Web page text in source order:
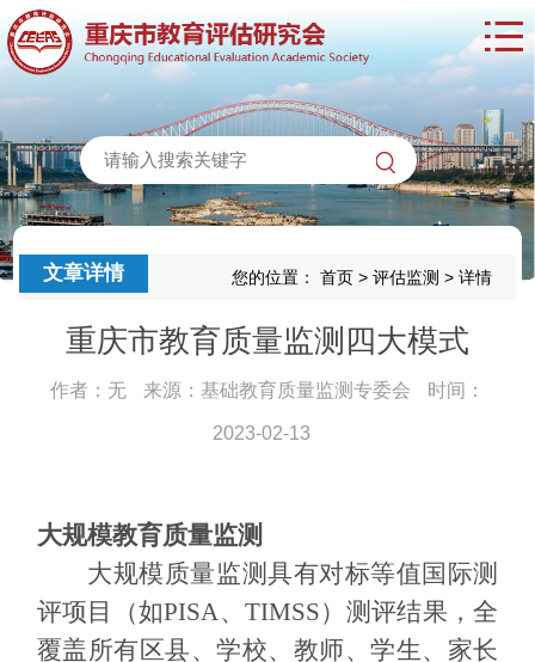
文章详情 您的位置：首页 >评估监测 >详情
重庆市教育质量监测四大模式
作者：无 来源：基础教育质量监测专委会 时间：
2023-02-13
大规模教育质量监测
大规模质量监测具有对标等值国际测
评项目（如PISA、TIMSS）测评结果，全
覆盖所有区县、学校、教师、学生、家长